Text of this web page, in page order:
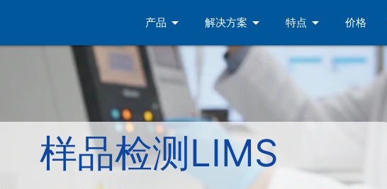
产品 arrow_drop_down 解决方案 arrow_drop_down 特点 arrow_drop_down 价格
样品检测LIMS